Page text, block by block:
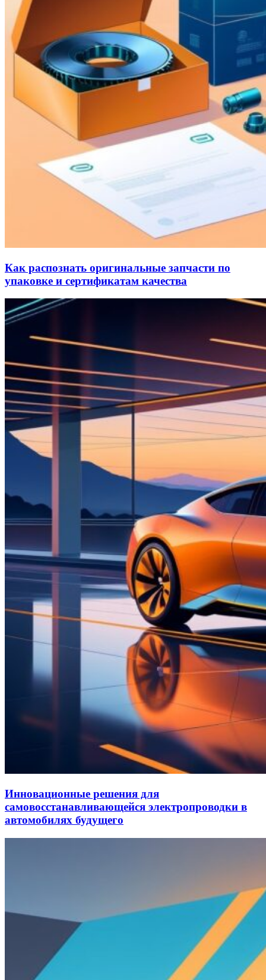
Как распознать оригинальные запчасти по
упаковке и сертификатам качества
Инновационные решения для
самовосстанавливающейся электропроводки в
автомобилях будущего